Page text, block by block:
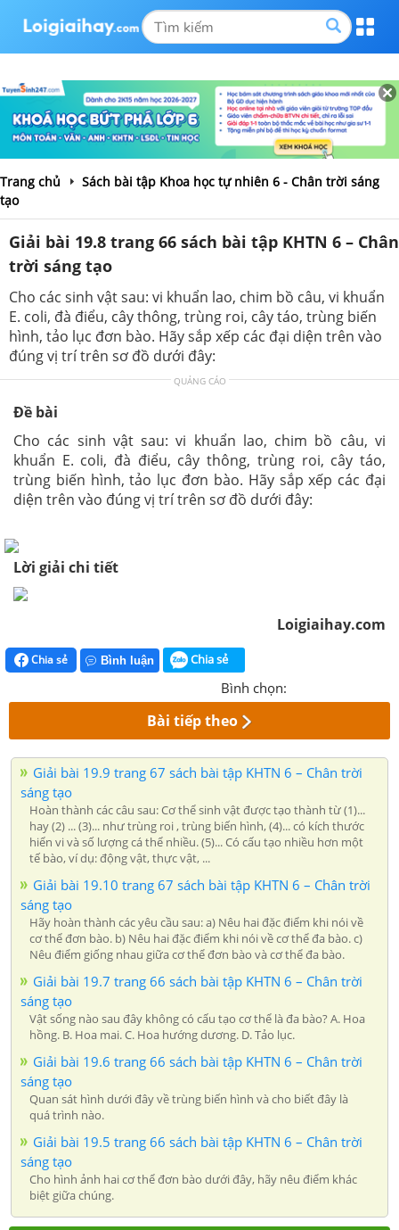
Trang chủ
Sách bài tập Khoa học tự nhiên 6 - Chân trời sáng
tạo
Giải bài 19.8 trang 66 sách bài tập KHTN 6 – Chân
trời sáng tạo
Cho các sinh vật sau: vi khuẩn lao, chim bồ câu, vi khuẩn
E. coli, đà điểu, cây thông, trùng roi, cây táo, trùng biến
hình, tảo lục đơn bào. Hãy sắp xếp các đại diện trên vào
đúng vị trí trên sơ đồ dưới đây:
QUẢNG CÁO
Đề bài
Cho các sinh vật sau: vi khuẩn lao, chim bồ câu, vi
khuẩn E. coli, đà điểu, cây thông, trùng roi, cây táo,
trùng biến hình, tảo lục đơn bào. Hãy sắp xếp các đại
diện trên vào đúng vị trí trên sơ đồ dưới đây:
Lời giải chi tiết
Loigiaihay.com
Chia sẻ Bình luận Chia sẻ
Bình chọn:
Bài tiếp theo
Giải bài 19.9 trang 67 sách bài tập KHTN 6 – Chân trời
sáng tạo
Hoàn thành các câu sau: Cơ thể sinh vật được tạo thành từ (1)...
hay (2) ... (3)... như trùng roi , trùng biến hình, (4)... có kích thước
hiển vi và số lượng cá thể nhiều. (5)... Có cấu tạo nhiều hơn một
tế bào, ví dụ: động vật, thực vật, ...
Giải bài 19.10 trang 67 sách bài tập KHTN 6 – Chân trời
sáng tạo
Hãy hoàn thành các yêu cầu sau: a) Nêu hai đặc điểm khi nói về
cơ thể đơn bào. b) Nêu hai đặc điểm khi nói về cơ thể đa bào. c)
Nêu điểm giống nhau giữa cơ thể đơn bào và cơ thể đa bào.
Giải bài 19.7 trang 66 sách bài tập KHTN 6 – Chân trời
sáng tạo
Vật sống nào sau đây không có cấu tạo cơ thể là đa bào? A. Hoa
hồng. B. Hoa mai. C. Hoa hướng dương. D. Tảo lục.
Giải bài 19.6 trang 66 sách bài tập KHTN 6 – Chân trời
sáng tạo
Quan sát hình dưới đây về trùng biến hình và cho biết đây là
quá trình nào.
Giải bài 19.5 trang 66 sách bài tập KHTN 6 – Chân trời
sáng tạo
Cho hình ảnh hai cơ thể đơn bào dưới đây, hãy nêu điểm khác
biệt giữa chúng.